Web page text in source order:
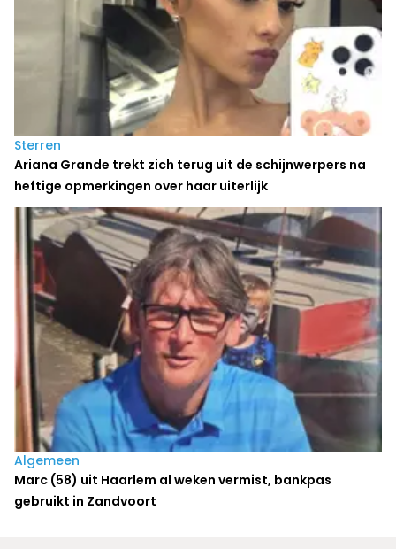
Sterren
Ariana Grande trekt zich terug uit de schijnwerpers na
heftige opmerkingen over haar uiterlijk
Algemeen
Marc (58) uit Haarlem al weken vermist, bankpas
gebruikt in Zandvoort